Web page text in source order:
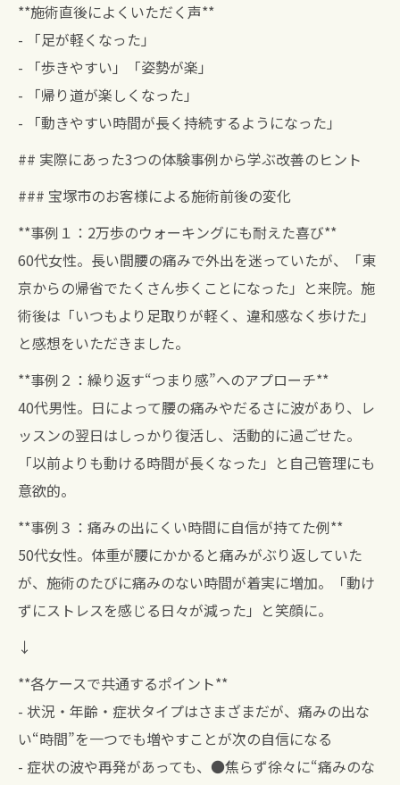
**施術直後によくいただく声**
- 「足が軽くなった」
- 「歩きやすい」「姿勢が楽」
- 「帰り道が楽しくなった」
- 「動きやすい時間が長く持続するようになった」
## 実際にあった3つの体験事例から学ぶ改善のヒント
### 宝塚市のお客様による施術前後の変化
**事例１：2万歩のウォーキングにも耐えた喜び**
60代女性。長い間腰の痛みで外出を迷っていたが、「東
京からの帰省でたくさん歩くことになった」と来院。施
術後は「いつもより足取りが軽く、違和感なく歩けた」
と感想をいただきました。
**事例２：繰り返す“つまり感”へのアプローチ**
40代男性。日によって腰の痛みやだるさに波があり、レ
ッスンの翌日はしっかり復活し、活動的に過ごせた。
「以前よりも動ける時間が長くなった」と自己管理にも
意欲的。
**事例３：痛みの出にくい時間に自信が持てた例**
50代女性。体重が腰にかかると痛みがぶり返していた
が、施術のたびに痛みのない時間が着実に増加。「動け
ずにストレスを感じる日々が減った」と笑顔に。
↓
**各ケースで共通するポイント**
- 状況・年齢・症状タイプはさまざまだが、痛みの出な
い“時間”を一つでも増やすことが次の自信になる
- 症状の波や再発があっても、●焦らず徐々に“痛みのな